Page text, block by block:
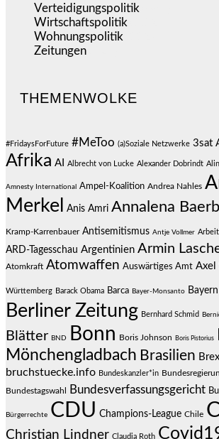
Verteidigungspolitik
Wirtschaftspolitik
Wohnungspolitik
Zeitungen
THEMENWOLKE
#FridaysForFuture #MeToo (a)Soziale Netzwerke 3sat
Afrika AI Albrecht von Lucke Alexander Dobrindt
Amnesty International Ampel-Koalition Andrea Nahles
Merkel
Anis Amri Annalena
Kramp-Karrenbauer Antisemitismus Antje Vollmer
ARD-Tagesschau Argentinien Armin
Atomkraft Atomwaffen Auswärtiges Amt Axel
Württemberg Barack Obama Barca Bayer-Monsanto Bayern
Berliner Zeitung Bernhard Schmid
Blätter BND Bonn Boris Johnson Boris Pistorius
Mönchengladbach Brasilien
bruchstuecke.info Bundeskanzler*in
Bundestagswahl Bundesverfassungsgericht
Bürgerrechte CDU Champions-League Chile
Christian Lindner Claudia Roth